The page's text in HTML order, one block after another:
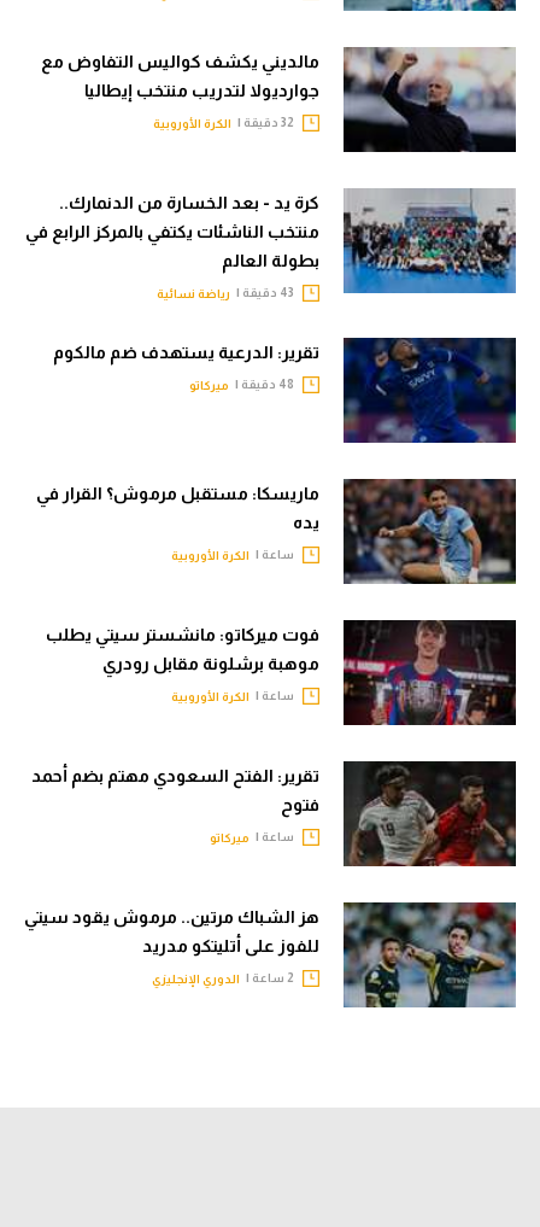
مالديني يكشف كواليس التفاوض مع
جوارديولا لتدريب منتخب إيطاليا
الكرة الأوروبية
كرة يد - بعد الخسارة من الدنمارك..
منتخب الناشئات يكتفي بالمركز الرابع في
بطولة العالم
رياضة نسائية
تقرير: الدرعية يستهدف ضم مالكوم
ميركاتو
ماريسكا: مستقبل مرموش؟ القرار في
يده
ساعة | الكرة الأوروبية
فوت ميركاتو: مانشستر سيتي يطلب
موهبة برشلونة مقابل رودري
ساعة | الكرة الأوروبية
تقرير: الفتح السعودي مهتم بضم أحمد
فتوح
ساعة | ميركاتو
هز الشباك مرتين.. مرموش يقود سيتي
للفوز على أتليتكو مدريد
الدوري الإنجليزي